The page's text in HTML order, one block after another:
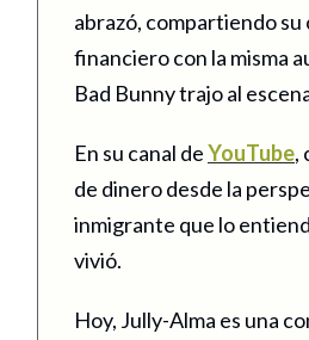
abrazó, compartiendo su
financiero con la misma
Bad Bunny trajo al
En su canal deYouTube,
de dinero desde la
inmigrante que lo
vivió.
Hoy, Jully-Alma es una